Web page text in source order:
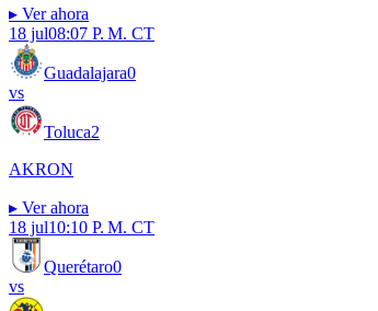
▸ Ver ahora
18 jul08:07 P. M. CT
Guadalajara0
vs
Toluca2
AKRON
▸ Ver ahora
18 jul10:10 P. M. CT
Querétaro0
vs